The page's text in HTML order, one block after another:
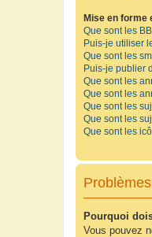
Mise en forme
Que sont les
Puis-je utiliser
Que sont les
Puis-je publier
Que sont les
Que sont les
Que sont les
Que sont les
Que sont les
Pourquoi
Vous pouvez